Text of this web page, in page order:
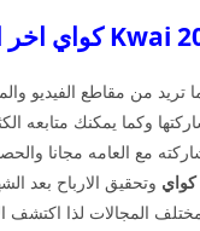
من مقاطع الفيديو
وكما يمكنك متابعه
مع العامه مجانا
كواي وتحقيق الارباح بعد
المجالات لذا اكتشف